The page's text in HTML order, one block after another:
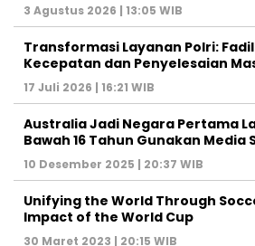
3 Agustus 2026 | 13:05 WIB
Transformasi Layanan Polri:
Kecepatan dan Penyelesaian
17 Juli 2026 | 16:21 WIB
Australia Jadi Negara Pertama
Bawah 16 Tahun Gunakan Media
10 Desember 2025 | 20:37 WIB
Unifying the World Through
Impact of the World Cup
30 Maret 2023 | 20:15 WIB